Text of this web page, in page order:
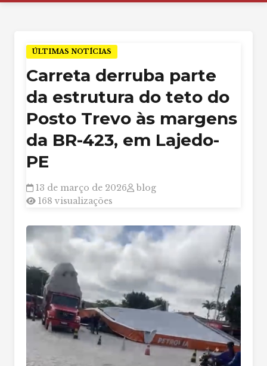
ÚLTIMAS NOTÍCIAS
Carreta derruba parte
da estrutura do teto do
Posto Trevo às margens
da BR-423, em Lajedo-
PE
13 de março de 2026
blog
168 visualizações